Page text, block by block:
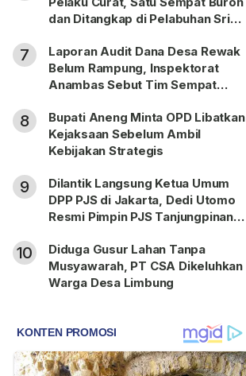
dan Ditangkap di Pelabuhan Sri
7
Laporan Audit Dana Desa Rewak
Belum Rampung, Inspektorat
Anambas Sebut Tim Sempat
8
Bupati Aneng Minta OPD Libatkan
Kejaksaan Sebelum Ambil
Kebijakan Strategis
9
Dilantik Langsung Ketua Umum
DPP PJS di Jakarta, Dedi Utomo
Resmi Pimpin PJS Tanjungpinang-
10
Diduga Gusur Lahan Tanpa
Musyawarah, PT CSA Dikeluhkan
Warga Desa Limbung